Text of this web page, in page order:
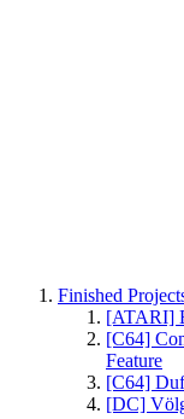
Finished
[ATARI]
[C64]
Feature
[C64]
[DC]